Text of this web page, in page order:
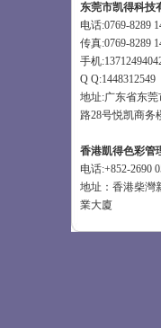
东莞市凯得科技
电话:0769-8289
传真:0769-8289
手机
Q Q:1448312549
地址:广东省东
路28号悦凯商务
香港凱得色彩管
电话:+852-2690
地址：香港柴灣
業大廈